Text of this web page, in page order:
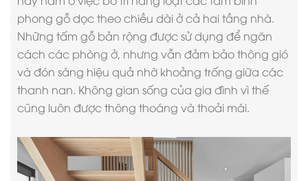
phong gỗ dọc theo chiều dài ở cả hai tầng nhà.
Những tấm gỗ bản rộng được sử dụng để ngăn
cách các phòng ở, nhưng vẫn đảm bảo thông gió
và đón sáng hiệu quả nhờ khoảng trống giữa các
thanh nan. Không gian sống của gia đình vì thế
cũng luôn được thông thoáng và thoải mái.